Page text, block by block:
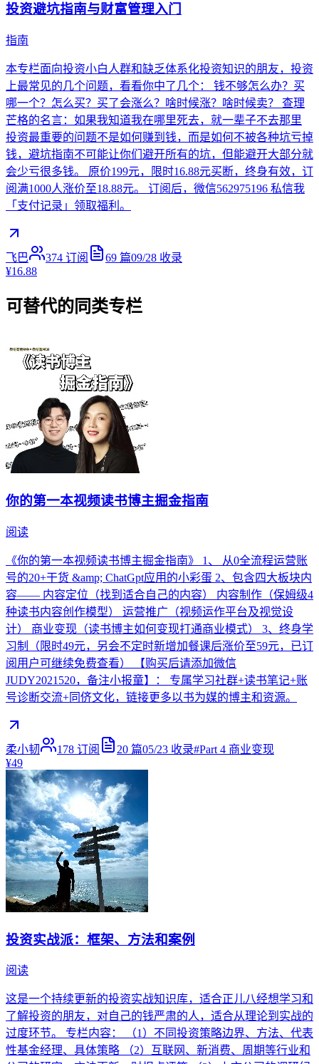
投资避坑指南与财富管理入门
指南
本专栏面向投资小白人群和缺乏体系化投资知识的朋友，投资
上最常见的几个问题，看看你中了几个： 钱不够怎么办？买
哪一个？怎么买？买了会涨么？啥时候涨？啥时候卖？ 查理
芒格的名言：如果我知道我在哪里死去，就一辈子不去那里
投资最重要的问题不是如何赚到钱，而是如何不被各种坑亏掉
钱，避坑指南不可能让你们避开所有的坑，但能避开大部分就
会少亏很多钱。 原价199元，限时16.88元买断，终身有效，订
阅满1000人涨价至18.88元。 订阅后，微信562975196 私信我
「支付记录」领取福利。
飞巴 374 订阅 69 篇09/28 收录
¥16.88
可替代的同类专栏
你的第一本视频读书博主掘金指南
阅读
《你的第一本视频读书博主掘金指南》 1、 从0全流程运营账
号的20+干货 &amp; ChatGpt应用的小彩蛋 2、包含四大板块内
容—— 内容定位（找到适合自己的内容） 内容制作（保姆级4
种读书内容创作模型） 运营推广（视频运作平台及视觉设
计） 商业变现（读书博主如何变现打通商业模式） 3、终身学
习制（限时49元，另会不定时新增加餐课后涨价至59元，已订
阅用户可继续免费查看） 【购买后请添加微信
JUDY2021520，备注小报童】： 专属学习社群+读书笔记+账
号诊断交流+同侪文化，链接更多以书为媒的博主和资源。
柔小韧 178 订阅 20 篇05/23 收录#Part 4 商业变现
¥49
投资实战派：框架、方法和案例
阅读
这是一个持续更新的投资实战知识库，适合正儿八经想学习和
了解投资的朋友，对自己的钱严肃的人，适合从理论到实战的
过度环节。 专栏内容： （1）不同投资策略边界、方法、代表
性基金经理、具体策略 （2）互联网、新消费、周期等行业和